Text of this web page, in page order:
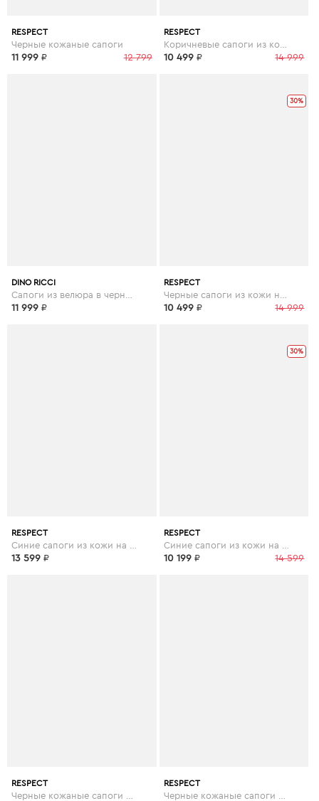
RESPECT
Черные кожаные сапоги
12 799
11 999 ₽
RESPECT
Коричневые сапоги из кожи
14 999
10 499 ₽
DINO RICCI
11 999 ₽
30%
RESPECT
14 999
10 499 ₽
RESPECT
13 599 ₽
30%
RESPECT
14 599
10 199 ₽
RESPECT RESPECT